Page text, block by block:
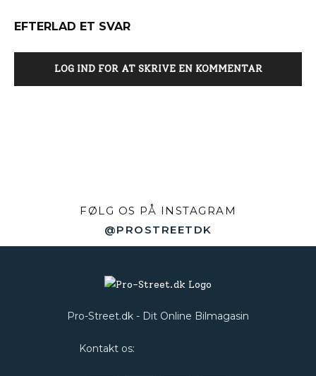
EFTERLAD ET SVAR
LOG IND FOR AT SKRIVE EN KOMMENTAR
FØLG OS PÅ INSTAGRAM
@PROSTREETDK
Pro-Street.dk - Dit Online Bilmagasin
Kontakt os: